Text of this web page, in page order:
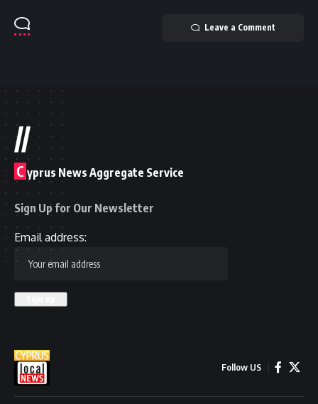
Leave a Comment
//
C yprus News Aggregate Service
Sign Up for Our Newsletter
Email address:
Follow US